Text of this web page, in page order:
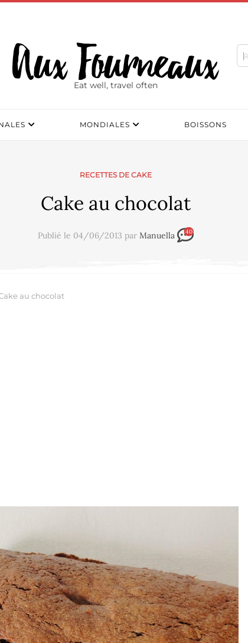
Eat well, travel often
MONDIALES BOISSONS
RECETTES DE CAKE
Cake au chocolat
Publié le 04/06/2013 par Manuella 40
au chocolat